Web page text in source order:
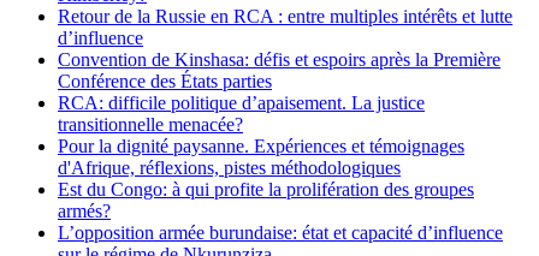
Retour de la Russie en RCA : entre multiples intérêts et lutte
d’influence
Convention de Kinshasa: défis et espoirs après la Première
Conférence des États parties
RCA: difficile politique d’apaisement. La justice
transitionnelle menacée?
Pour la dignité paysanne. Expériences et témoignages
d'Afrique, réflexions, pistes méthodologiques
Est du Congo: à qui profite la prolifération des groupes
armés?
L’opposition armée burundaise: état et capacité d’influence